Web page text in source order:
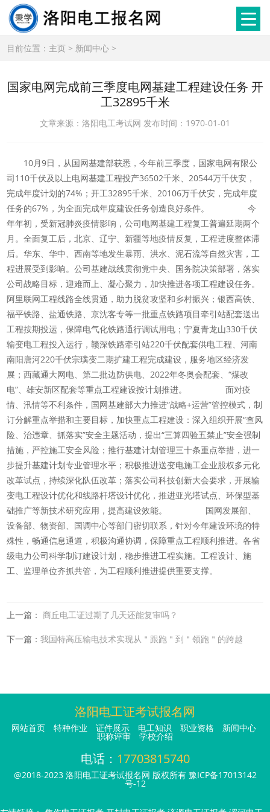
目前位置： 主页 > 新闻中心 >
国家电网完成前三季度电网基建工程建设任务 开
工32895千米
文章来源：洛阳电工考试网 发布时间：1970-01-01
10月9日，从国网基建部获悉，今年前三季度，国家电网有限公
司110千伏及以上电网基建工程投产36502千米、20544万千伏安，
完成年度计划的74%；开工32895千米、20106万千伏安，完成年度
任务的67%，为全面完成年度建设任务创造良好条件。 今
年年初，受新冠肺炎疫情影响，公司电网基建工程复工普遍延期两个
月。全面复工后，北京、辽宁、新疆等地疫情反复，工程进度整体滞
后。华东、华中、西南等地发生暴雨、洪水、泥石流等自然灾害，工
程进展受到影响。公司基建战线贯彻党中央、国务院决策部署，落实
公司战略目标，迎难而上、凝心聚力，加快推进各项工程建设任务。
阿里联网工程线路全线贯通，助力脱贫攻坚和乡村振兴；银西高铁、
福平铁路、盐通铁路、京沈客专等一批重点铁路项目牵引站配套送出
工程按期投运，保障电气化铁路通行调试用电；宁夏青龙山330千伏
输变电工程投入运行，赣深铁路牵引站220千伏配套供电工程、河南
南阳唐河220千伏宗璞变二期扩建工程完成建设，服务地区经济发
展；西藏通大网电、第二批边防供电、2022年冬奥会配套、“煤改
电”、雄安新区配套等重点工程建设按计划推进。 面对疫
情、汛情等不利条件，国网基建部大力推进“战略+运营”管控模式，制
订分解重点举措和主要目标，加快重点工程建设：深入组织开展“查风
险、治违章、抓落实”安全主题活动，提出“三算四验五禁止”安全强制
措施，严控施工安全风险；推行基建计划管理三十条重点举措，进一
步提升基建计划专业管理水平；积极推进送变电施工企业股权多元化
改革试点，持续深化队伍改革；落实公司科技创新大会要求，开展输
变电工程设计优化和线路杆塔设计优化，推进亚光塔试点、环保型基
础推广等新技术研究应用，提高建设效能。 国网发展部、
设备部、物资部、国调中心等部门密切联系，针对今年建设环境的特
殊性，畅通信息通道，积极沟通协调，保障重点工程顺利推进。各省
级电力公司科学制订建设计划，稳步推进工程实施。工程设计、施
工、监理单位齐抓共管，为工程顺利推进提供重要支撑。
上一篇： 商丘电工证过期了几天还能复审吗？
下一篇：我国特高压输电技术实现从＂跟跑＂到＂领跑＂的跨越
洛阳电工证考试报名网
网站首页 特种作业 证件展示 电工知识 职业资格 新闻中心
职称评审 学校介绍
电话： 17703815740
@2018-2023 洛阳电工证考试报名网 版权所有 豫ICP备17013142
号-12